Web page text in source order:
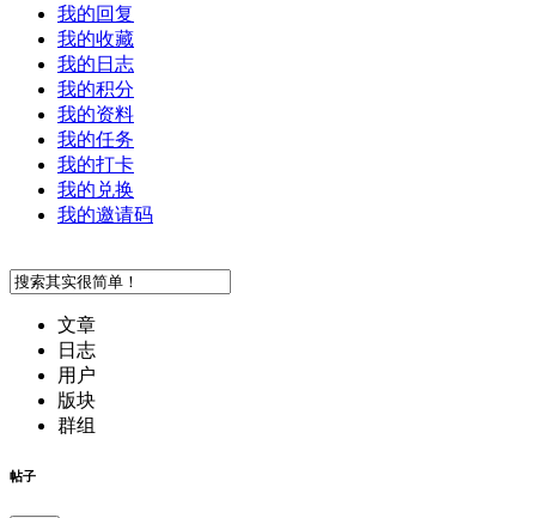
我的回复
我的收藏
我的日志
我的积分
我的资料
我的任务
我的打卡
我的兑换
我的邀请码
文章
日志
用户
版块
群组
帖子